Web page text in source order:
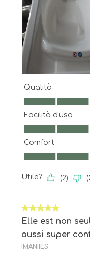
Qualità
Qualità, 5.0 su 5
Facilità d'uso
Facilità d'uso, 5.0
Comfort
Comfort, 5.0 su 5
Utile? (2) (
5 su 5 stelle.
Elle est non
aussi super
IMANIIES